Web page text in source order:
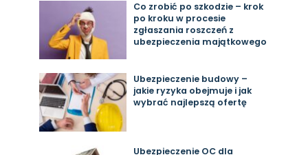
Co zrobić po szkodzie – krok
po kroku w procesie
zgłaszania roszczeń z
ubezpieczenia majątkowego
Ubezpieczenie budowy –
jakie ryzyka obejmuje i jak
wybrać najlepszą ofertę
Ubezpieczenie OC dla